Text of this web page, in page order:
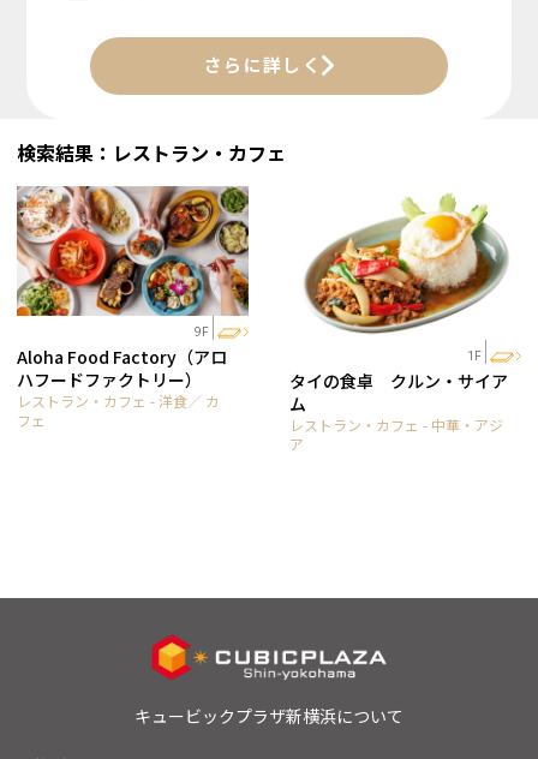
さらに詳しく
検索結果：レストラン・カフェ
9F
Aloha Food Factory（アロ
ハフードファクトリー）
レストラン・カフェ - 洋食／ カ
フェ
1F
タイの食卓 クルン・サイア
ム
レストラン・カフェ - 中華・アジ
ア
キュービックプラザ新横浜について